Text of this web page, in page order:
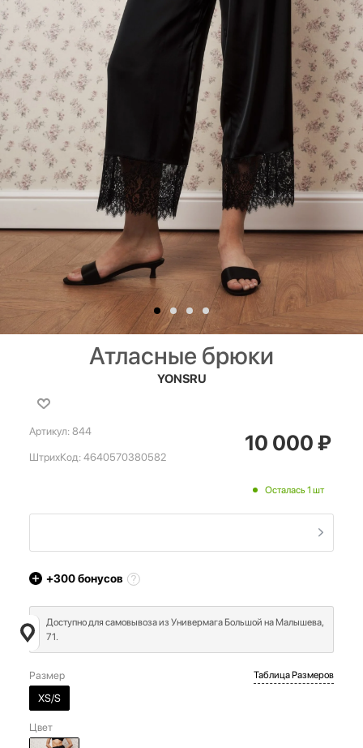
Атласные брюки
YONSRU
Артикул: 844
ШтрихКод: 4640570380582
10 000₽
Осталась 1 шт
+300бонусов
Доступно для самовывоза из Универмага Большой на Малышева,
71.
Размер
XS/S
Таблица Размеров
Цвет